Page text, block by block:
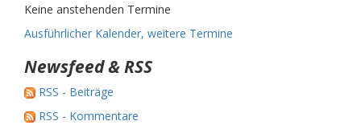
Keine anstehenden Termine
Ausführlicher Kalender, weitere Termine
Newsfeed & RSS
RSS - Beiträge
RSS - Kommentare